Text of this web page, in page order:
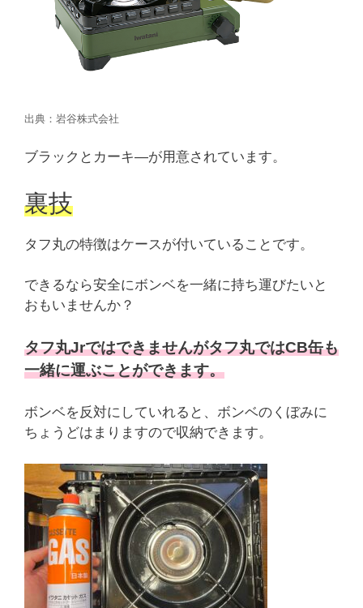
出典：岩谷株式会社
ブラックとカーキ―が用意されています。
裏技
タフ丸の特徴はケースが付いていることです。
できるなら安全にボンベを一緒に持ち運びたいと
おもいませんか？
タフ丸Jrではできませんがタフ丸ではCB缶も
一緒に運ぶことができます。
ボンベを反対にしていれると、ボンベのくぼみに
ちょうどはまりますので収納できます。